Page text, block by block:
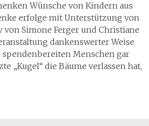
Wünsche von Kindern aus
erfolge mit Unterstützung von
Simone Ferger und Christiane
dankenswerter Weise
Menschen gar
„Kugel“ die Bäume verlassen hat,